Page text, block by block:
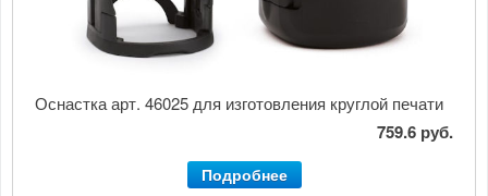
Оснастка арт. 46025 для изготовления круглой печати
759.6 руб.
Подробнее